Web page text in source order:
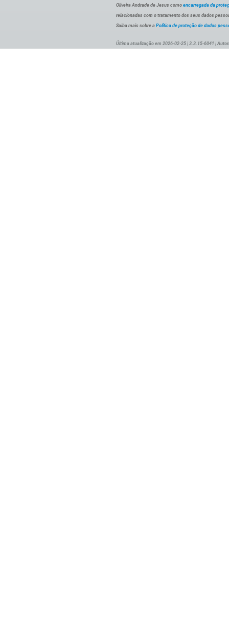
Oliveira Andrade de Jesus como encarregada da
relacionadas com o tratamento dos seus dados
Saiba mais sobre a Política de proteção de dados
Última atualização em 2026-02-25 | 3.3.15-6041 |